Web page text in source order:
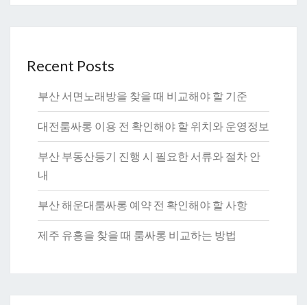
Recent Posts
부산 서면노래방을 찾을 때 비교해야 할 기준
대전룸싸롱 이용 전 확인해야 할 위치와 운영정보
부산 부동산등기 진행 시 필요한 서류와 절차 안
내
부산 해운대룸싸롱 예약 전 확인해야 할 사항
제주 유흥을 찾을 때 룸싸롱 비교하는 방법